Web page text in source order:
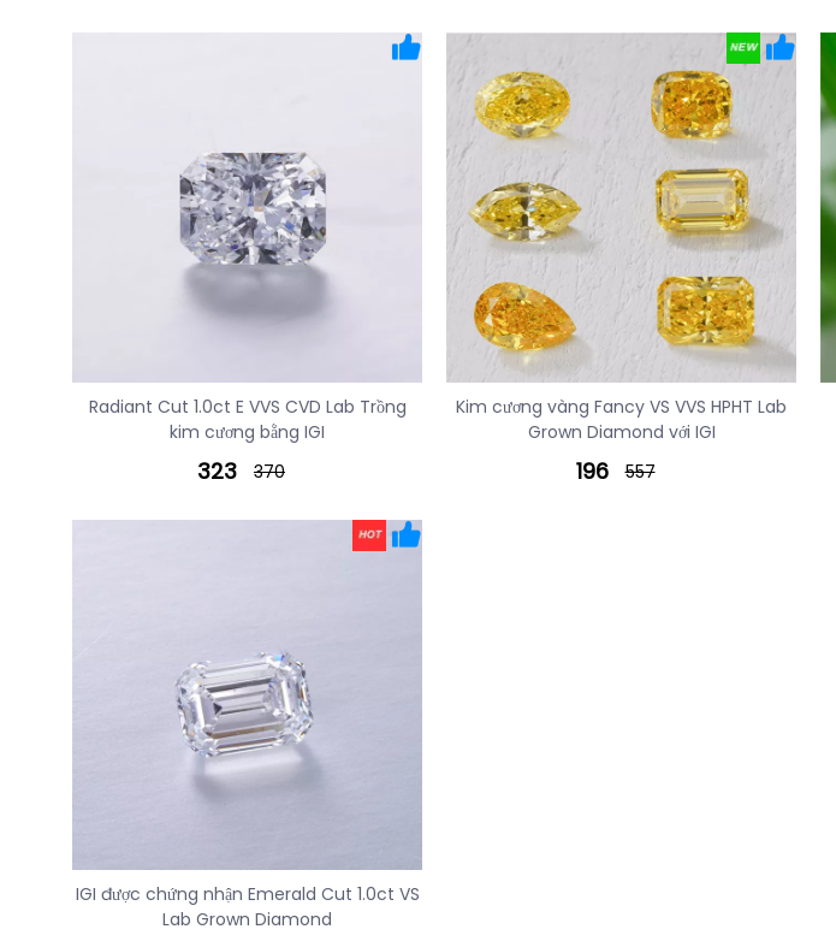
Radiant Cut 1.0ct E VVS CVD Lab Trồng
kim cương bằng IGI
323 370
Kim cương vàng Fancy VS VVS HPHT Lab
Grown Diamond với IGI
196 557
IGI được chứng nhận Emerald Cut 1.0ct VS
Lab Grown Diamond